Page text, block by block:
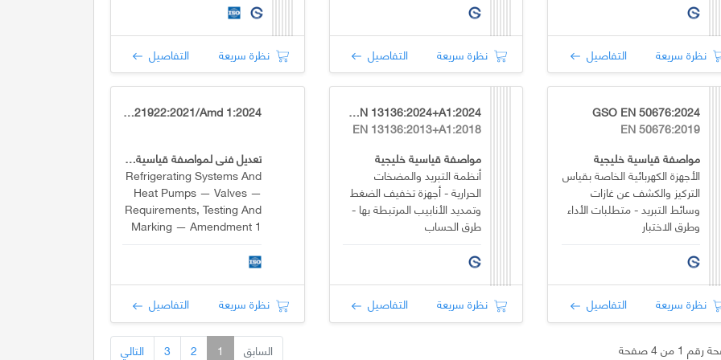
نظرة سريعة التفاصيل نظرة سريعة التفاصيل نظرة سريعة التفاصيل
GSO EN 50676:2024
EN 50676:2019
مواصفة قياسية خليجية
الأجهزة الكهربائية الخاصة بقياس
التركيز والكشف عن غازات
وسائط التبريد - متطلبات الأداء
وطرق الاختبار
نظرة سريعة التفاصيل
GSO EN 13136:2024+A1:2024
EN 13136:2013+A1:2018
مواصفة قياسية خليجية
أنظمة التبريد والمضخات
الحرارية - أجهزة تخفيف الضغط
وتمديد الأنابيب المرتبطة بها -
طرق الحساب
نظرة سريعة التفاصيل
ISO 21922:2021/Amd 1:2024
تعديل فني لمواصفة قياسية دولية
Refrigerating Systems And
Heat Pumps — Valves —
Requirements, Testing And
Marking — Amendment 1
نظرة سريعة التفاصيل
1 من 4 صفحة السابق 1
2
3 التالي